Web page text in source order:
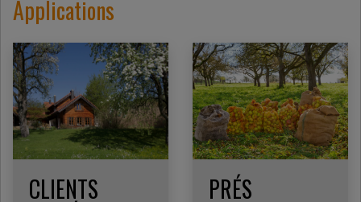
Applications
CLIENTS
PRÉS